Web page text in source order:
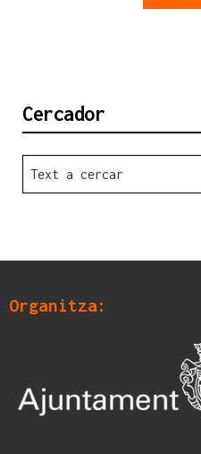
Cercador
Organitza: